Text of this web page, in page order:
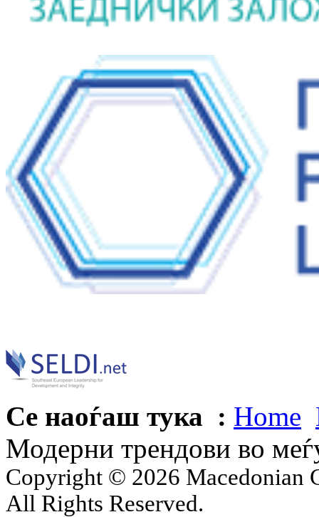
Се наоѓаш тука : Home
Модерни трендови во
Copyright © 2026 Macedonian
All Rights Reserved.